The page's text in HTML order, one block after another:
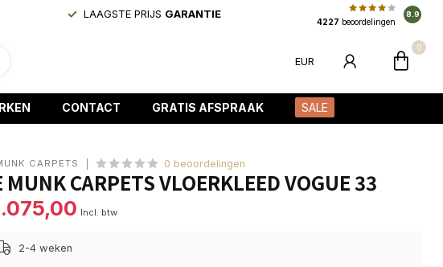
LAAGSTE PRIJS GARANTIE
4227 beoordelingen
8.9
EUR
0
CONTACT GRATIS AFSPRAAK SALE
CARPETS 0 beoordelingen
MUNK CARPETS VLOERKLEED VOGUE 33
Incl. btw
2-4 weken